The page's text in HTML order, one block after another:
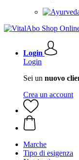
Login
Login
Sei un nuovo
Crea un account
Marche
Tipo di esigenza